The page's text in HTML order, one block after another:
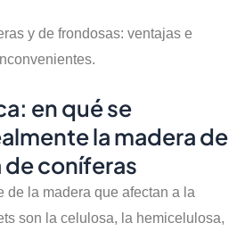
y de frondosas: ventajas e
en qué se
la madera de
coníferas
de la madera que afectan a la
son la celulosa, la hemicelulosa,